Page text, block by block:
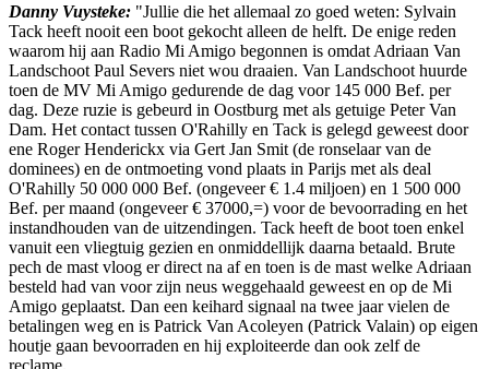
Danny Vuysteke: "Jullie die het allemaal zo goed weten: Sylvain
Tack heeft nooit een boot gekocht alleen de helft. De enige reden
waarom hij aan Radio Mi Amigo begonnen is omdat Adriaan Van
Landschoot Paul Severs niet wou draaien. Van Landschoot huurde
toen de MV Mi Amigo gedurende de dag voor 145 000 Bef. per
dag. Deze ruzie is gebeurd in Oostburg met als getuige Peter Van
Dam. Het contact tussen O'Rahilly en Tack is gelegd geweest door
ene Roger Henderickx via Gert Jan Smit (de ronselaar van de
dominees) en de ontmoeting vond plaats in Parijs met als deal
O'Rahilly 50 000 000 Bef. (ongeveer € 1.4 miljoen) en 1 500 000
Bef. per maand (ongeveer € 37000,=) voor de bevoorrading en het
instandhouden van de uitzendingen. Tack heeft de boot toen enkel
vanuit een vliegtuig gezien en onmiddellijk daarna betaald. Brute
pech de mast vloog er direct na af en toen is de mast welke Adriaan
besteld had van voor zijn neus weggehaald geweest en op de Mi
Amigo geplaatst. Dan een keihard signaal na twee jaar vielen de
betalingen weg en is Patrick Van Acoleyen (Patrick Valain) op eigen
houtje gaan bevoorraden en hij exploiteerde dan ook zelf de
reclame.